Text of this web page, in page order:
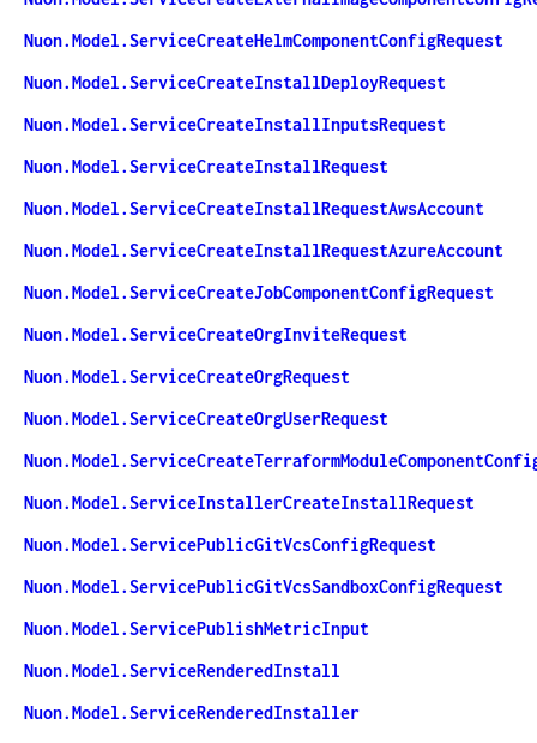
Nuon.Model.ServiceCreateHelmComponentConfigRequest
Nuon.Model.ServiceCreateInstallDeployRequest
Nuon.Model.ServiceCreateInstallInputsRequest
Nuon.Model.ServiceCreateInstallRequest
Nuon.Model.ServiceCreateInstallRequestAwsAccount
Nuon.Model.ServiceCreateInstallRequestAzureAccount
Nuon.Model.ServiceCreateJobComponentConfigRequest
Nuon.Model.ServiceCreateOrgInviteRequest
Nuon.Model.ServiceCreateOrgRequest
Nuon.Model.ServiceCreateOrgUserRequest
Nuon.Model.ServiceInstallerCreateInstallRequest
Nuon.Model.ServicePublicGitVcsConfigRequest
Nuon.Model.ServicePublicGitVcsSandboxConfigRequest
Nuon.Model.ServicePublishMetricInput
Nuon.Model.ServiceRenderedInstall
Nuon.Model.ServiceRenderedInstaller